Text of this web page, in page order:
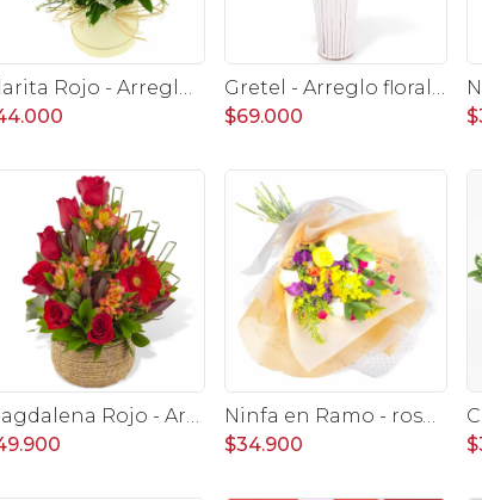
Clarita Rojo - Arreglo floral en sombrerero con rosas Rojo, limonium y vara de oro
Gretel - Arreglo floral con girasoles, gerberas e hypericum
$69.000
Magdalena Rojo - Arreglo floral con rosas, gerbera y astromelias rojas
Ninfa en Ramo - rosas, miniclaveles y astromelias
$34.900